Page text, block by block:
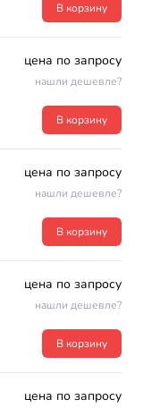
В корзину
цена по запросу
нашли дешевле?
В корзину
цена по запросу
нашли дешевле?
В корзину
цена по запросу
нашли дешевле?
В корзину
цена по запросу